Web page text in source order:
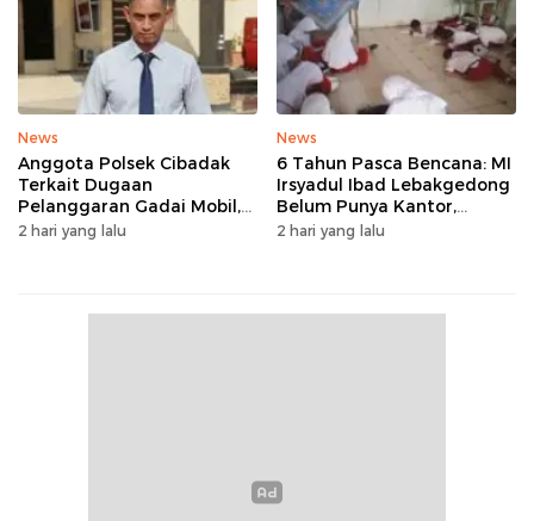
News
Anggota Polsek Cibadak
Terkait Dugaan
Pelanggaran Gadai Mobil,
Kasus Ditangani Bid
2 hari yang lalu
News
6 Tahun Pasca Bencana: MI
Irsyadul Ibad Lebakgedong
Belum Punya Kantor,
Belajar Tanpa Meja-Kursi
2 hari yang lalu